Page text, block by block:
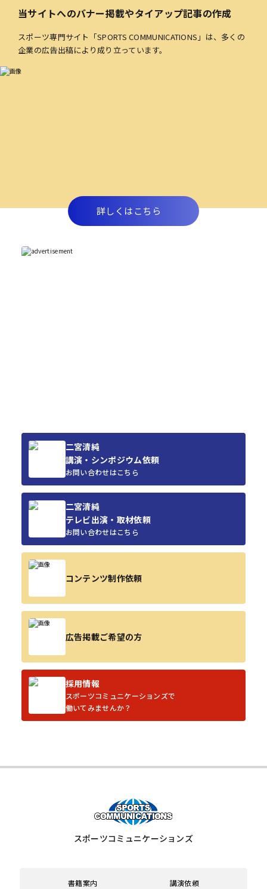
当サイトへのバナー掲載やタイアップ記事の作成
スポーツ専門サイト「SPORTS COMMUNICATIONS」は、多くの
企業の広告出稿により成り立っています。
詳しくはこちら
二宮清純
講演・シンポジウム依頼
お問い合わせはこちら
二宮清純
テレビ出演・取材依頼
お問い合わせはこちら
コンテンツ制作依頼
広告掲載ご希望の方
採用情報
スポーツコミュニケーションズで
働いてみませんか？
スポーツコミュニケーションズ
書籍案内
講演依頼